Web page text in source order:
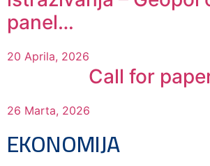
panel…
20 Aprila, 2026
Call for
26 Marta, 2026
EKONOMIJA